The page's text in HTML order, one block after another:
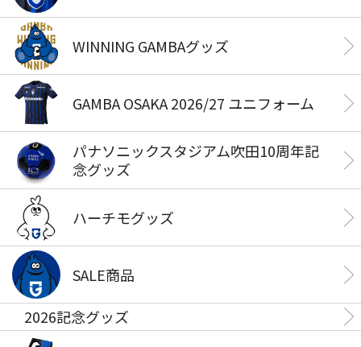
WINNING GAMBAグッズ
GAMBA OSAKA 2026/27 ユニフォーム
パナソニックスタジアム吹田10周年記
念グッズ
ハーチモグッズ
SALE商品
2026記念グッズ